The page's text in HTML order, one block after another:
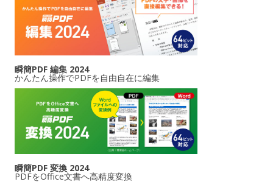
瞬簡PDF 編集 2024
かんたん操作でPDFを自由自在に編集
瞬簡PDF 変換 2024
PDFをOffice文書へ高精度変換